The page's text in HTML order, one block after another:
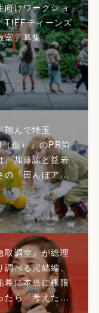
向けワークショ
TIFFティーンズ
室』募集
翔んで埼玉
仮）』のPR第
、加藤諒と益若
の「田んぼア…
取調室』が総理
調べる完結編、
希に本当に権限
たら「考えた…